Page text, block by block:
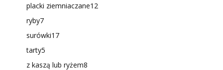
placki ziemniaczane12
ryby7
surówki17
tarty5
z kaszą lub ryżem8